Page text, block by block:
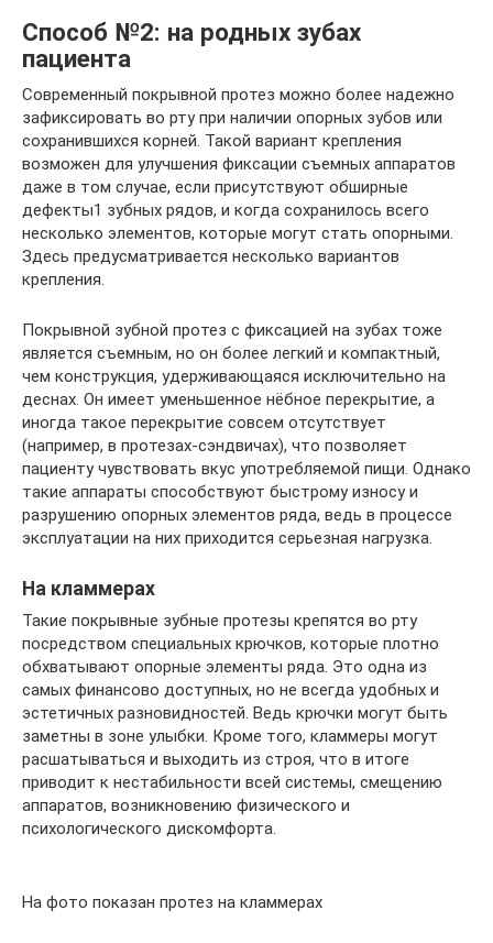
Способ №2: на родных зубах
пациента
Современный покрывной протез можно более надежно
зафиксировать во рту при наличии опорных зубов или
сохранившихся корней. Такой вариант крепления
возможен для улучшения фиксации съемных аппаратов
даже в том случае, если присутствуют обширные
дефекты1 зубных рядов, и когда сохранилось всего
несколько элементов, которые могут стать опорными.
Здесь предусматривается несколько вариантов
крепления.
Покрывной зубной протез с фиксацией на зубах тоже
является съемным, но он более легкий и компактный,
чем конструкция, удерживающаяся исключительно на
деснах. Он имеет уменьшенное нёбное перекрытие, а
иногда такое перекрытие совсем отсутствует
(например, в протезах-сэндвичах), что позволяет
пациенту чувствовать вкус употребляемой пищи. Однако
такие аппараты способствуют быстрому износу и
разрушению опорных элементов ряда, ведь в процессе
эксплуатации на них приходится серьезная нагрузка.
На кламмерах
Такие покрывные зубные протезы крепятся во рту
посредством специальных крючков, которые плотно
обхватывают опорные элементы ряда. Это одна из
самых финансово доступных, но не всегда удобных и
эстетичных разновидностей. Ведь крючки могут быть
заметны в зоне улыбки. Кроме того, кламмеры могут
расшатываться и выходить из строя, что в итоге
приводит к нестабильности всей системы, смещению
аппаратов, возникновению физического и
психологического дискомфорта.
На фото показан протез на кламмерах